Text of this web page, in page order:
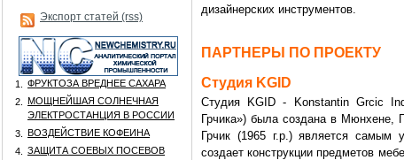
Экспорт статей (rss)
1.
ФРУКТОЗА ВРЕДНЕЕ САХАРА
2.
МОЩНЕЙШАЯ СОЛНЕЧНАЯ
ЭЛЕКТРОСТАНЦИЯ В РОССИИ
3.
ВОЗДЕЙСТВИЕ КОФЕИНА
4.
ЗАЩИТА СОЕВЫХ ПОСЕВОВ
дизайнерских инструментов.
ПАРТНЕРЫ ПО ПРОЕКТУ
Студия KGID
Студия KGID - Konstantin Grcic
Грчика») была создана в Мюнхене,
Грчик (1965 г.р.) является
создает конструкции предметов